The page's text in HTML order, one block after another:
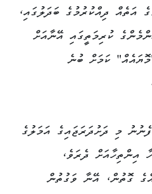
އަތެއް ދިއްކުރުމުގެ ބަދަލުގައި،
ކުރިމަތީގައި އޭނާއަށް
ކަމަށް ބުނެ
މި ދަށުދަރަޖައިގެ އަމަލުގެ
އިންތިހާއަށް ދެރަވެ،
ގޮތުން، އޭނާ ވަގުތުން